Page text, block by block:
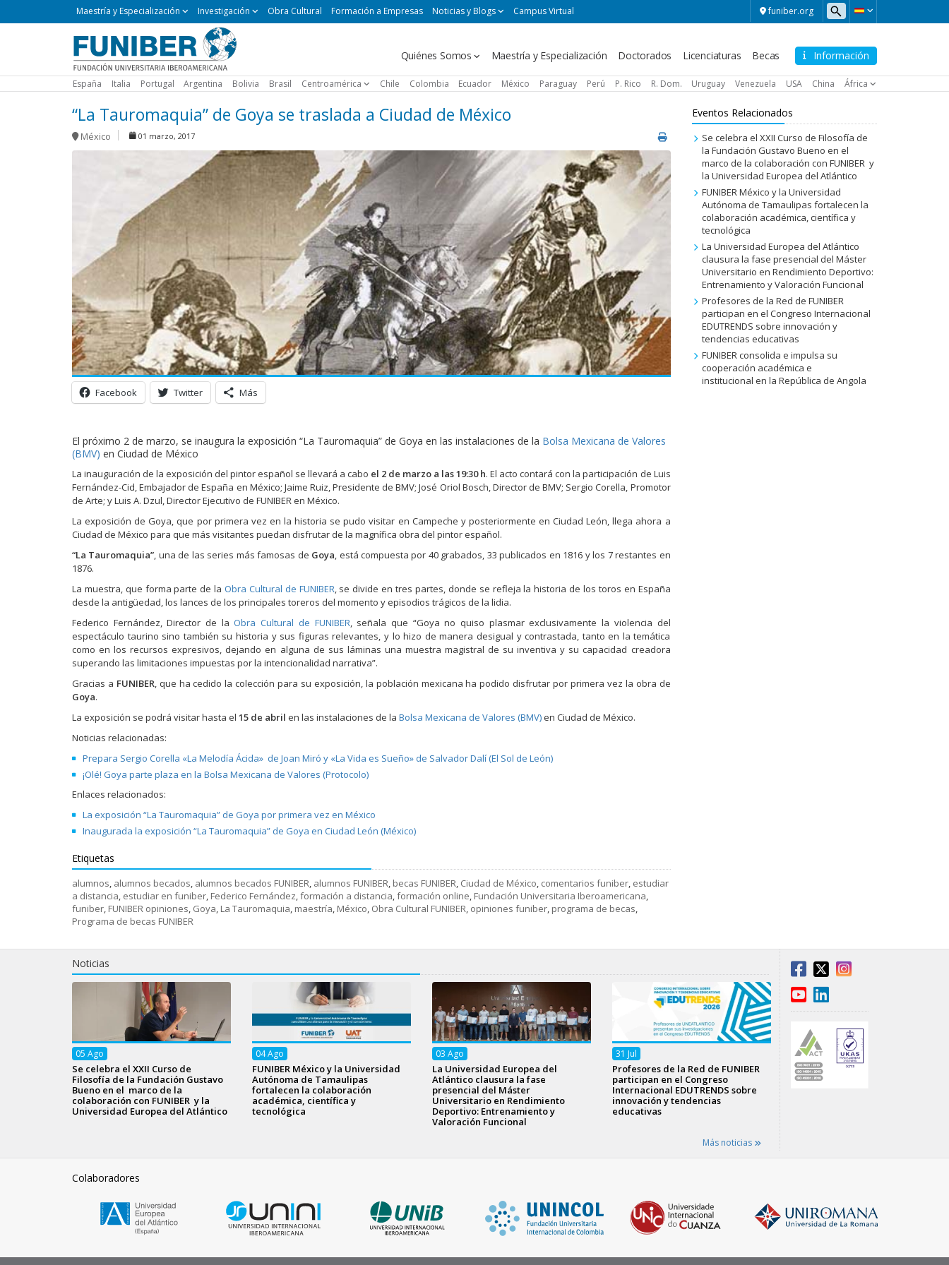
funiber.org
Maestría
Maestría y Especialización Investigación Obra Cultural Formación a Empresas Noticias y Blogs Campus Virtual
Información
Navegación
Quiénes Somos Maestría y Especialización Doctorados Licenciaturas Becas
España Italia Portugal Argentina Bolivia Brasil Centroamérica Chile Colombia Ecuador México Paraguay Perú P. Rico R. Dom. Uruguay Venezuela USA China África
“La Tauromaquia” de Goya se traslada a Ciudad de México
México 01 marzo, 2017
Facebook Twitter Más
El próximo 2 de marzo, se inaugura la exposición “La Tauromaquia” de Goya en las instalaciones de la Bolsa Mexicana de Valores
(BMV) en Ciudad de México
La inauguración de la exposición del pintor español se llevará a cabo el 2 de marzo a las 19:30 h. El acto contará con la participación de Luis
Fernández-Cid, Embajador de España en México; Jaime Ruiz, Presidente de BMV; José Oriol Bosch, Director de BMV; Sergio Corella, Promotor
de Arte; y Luis A. Dzul, Director Ejecutivo de FUNIBER en México.
La exposición de Goya, que por primera vez en la historia se pudo visitar en Campeche y posteriormente en Ciudad León, llega ahora a
Ciudad de México para que más visitantes puedan disfrutar de la magnífica obra del pintor español.
“La Tauromaquia”, una de las series más famosas de Goya, está compuesta por 40 grabados, 33 publicados en 1816 y los 7 restantes en
1876.
La muestra, que forma parte de laObra Cultural de FUNIBER, se divide en tres partes, donde se refleja la historia de los toros en España
desde la antigüedad, los lances de los principales toreros del momento y episodios trágicos de la lidia.
Federico Fernández, Director de laObra Cultural de FUNIBER, señala que “Goya no quiso plasmar exclusivamente la violencia del
espectáculo taurino sino también su historia y sus figuras relevantes, y lo hizo de manera desigual y contrastada, tanto en la temática
como en los recursos expresivos, dejando en alguna de sus láminas una muestra magistral de su inventiva y su capacidad creadora
superando las limitaciones impuestas por la intencionalidad narrativa”.
Gracias a FUNIBER, que ha cedido la colección para su exposición, la población mexicana ha podido disfrutar por primera vez la obra de
Goya.
La exposición se podrá visitar hasta el 15 de abril en las instalaciones de la Bolsa Mexicana de Valores (BMV)en Ciudad de México.
Noticias relacionadas:
Prepara Sergio Corella «La Melodía Ácida» de Joan Miró y «La Vida es Sueño» de Salvador Dalí (El Sol de León)
¡Olé! Goya parte plaza en la Bolsa Mexicana de Valores (Protocolo)
Enlaces relacionados:
La exposición “La Tauromaquia” de Goya por primera vez en México
Inaugurada la exposición “La Tauromaquia” de Goya en Ciudad León (México)
Etiquetas
alumnos, alumnos becados, alumnos becados FUNIBER, alumnos FUNIBER, becas FUNIBER, Ciudad de México, comentarios funiber, estudiar
a distancia, estudiar en funiber, Federico Fernández,formación a distancia,formación online, Fundación Universitaria Iberoamericana,
funiber, FUNIBER opiniones, Goya, La Tauromaquia, maestría, México, Obra Cultural FUNIBER, opiniones funiber, programa de becas,
Programa de becas FUNIBER
Eventos Relacionados
Se celebra el XXII Curso de Filosofía de
la Fundación Gustavo Bueno en el
marco de la colaboración con FUNIBER y
la Universidad Europea del Atlántico
FUNIBER México y la Universidad
Autónoma de Tamaulipas fortalecen la
colaboración académica, científica y
tecnológica
La Universidad Europea del Atlántico
clausura la fase presencial del Máster
Universitario en Rendimiento Deportivo:
Entrenamiento y Valoración Funcional
Profesores de la Red de FUNIBER
participan en el Congreso Internacional
EDUTRENDS sobre innovación y
tendencias educativas
FUNIBER consolida e impulsa su
cooperación académica e
institucional en la República de Angola
Noticias
05 Ago
Se celebra el XXII Curso de
Filosofía de la Fundación Gustavo
Bueno en el marco de la
colaboración con FUNIBER y la
Universidad Europea del Atlántico
04Ago
FUNIBER México y la Universidad
Autónoma de Tamaulipas
fortalecen la colaboración
académica, científica y
tecnológica
03 Ago
La Universidad Europea del
Atlántico clausura la fase
presencial del Máster
Universitario en Rendimiento
Deportivo: Entrenamiento y
Valoración Funcional
31 Jul
Profesores de la Red de FUNIBER
participan en el Congreso
Internacional EDUTRENDS sobre
innovación y tendencias
educativas
Más noticias
Colaboradores